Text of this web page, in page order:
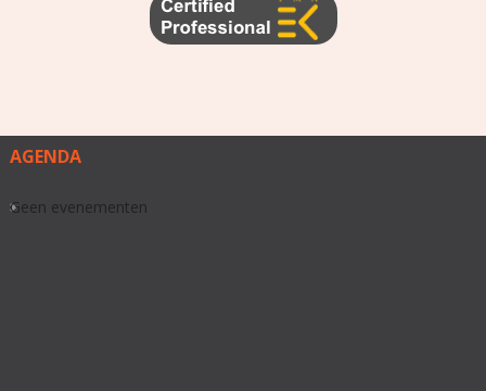
AGENDA
Geen evenementen